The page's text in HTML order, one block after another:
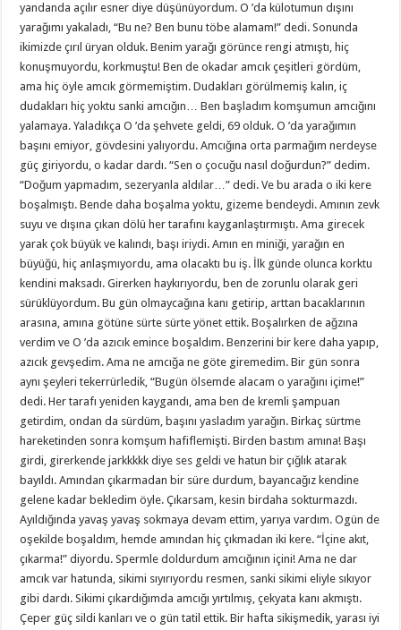
yandanda açılır esner diye düşünüyordum. O ’da külotumun dışını
yarağımı yakaladı, “Bu ne? Ben bunu töbe alamam!” dedi. Sonunda
ikimizde çırıl üryan olduk. Benim yarağı görünce rengi atmıştı, hiç
konuşmuyordu, korkmuştu! Ben de okadar amcık çeşitleri gördüm,
ama hiç öyle amcık görmemiştim. Dudakları görülmemiş kalın, iç
dudakları hiç yoktu sanki amcığın… Ben başladım komşumun amcığını
yalamaya. Yaladıkça O ’da şehvete geldi, 69 olduk. O ’da yarağımın
başını emiyor, gövdesini yalıyordu. Amcığına orta parmağım nerdeyse
güç giriyordu, o kadar dardı. “Sen o çocuğu nasıl doğurdun?” dedim.
“Doğum yapmadım, sezeryanla aldılar…” dedi. Ve bu arada o iki kere
boşalmıştı. Bende daha boşalma yoktu, gizeme bendeydi. Amının zevk
suyu ve dışına çıkan dölü her tarafını kayganlaştırmıştı. Ama girecek
yarak çok büyük ve kalındı, başı iriydi. Amın en miniği, yarağın en
büyüğü, hiç anlaşmıyordu, ama olacaktı bu iş. İlk günde olunca korktu
kendini maksadı. Girerken haykırıyordu, ben de zorunlu olarak geri
sürüklüyordum. Bu gün olmaycağına kanı getirip, arttan bacaklarının
arasına, amına götüne sürte sürte yönet ettik. Boşalırken de ağzına
verdim ve O ’da azıcık emince boşaldım. Benzerini bir kere daha yapıp,
azıcık gevşedim. Ama ne amcığa ne göte giremedim. Bir gün sonra
aynı şeyleri tekerrürledik, “Bugün ölsemde alacam o yarağını içime!”
dedi. Her tarafı yeniden kaygandı, ama ben de kremli şampuan
getirdim, ondan da sürdüm, başını yasladım yarağın. Birkaç sürtme
hareketinden sonra komşum hafiflemişti. Birden bastım amına! Başı
girdi, girerkende jarkkkkk diye ses geldi ve hatun bir çığlık atarak
bayıldı. Amından çıkarmadan bir süre durdum, bayancağız kendine
gelene kadar bekledim öyle. Çıkarsam, kesin birdaha sokturmazdı.
Ayıldığında yavaş yavaş sokmaya devam ettim, yarıya vardım. Ogün de
oşekilde boşaldım, hemde amından hiç çıkmadan iki kere. “İçine akıt,
çıkarma!” diyordu. Spermle doldurdum amcığının içini! Ama ne dar
amcık var hatunda, sikimi sıyırıyordu resmen, sanki sikimi eliyle sıkıyor
gibi dardı. Sikimi çıkardığımda amcığı yırtılmış, çekyata kanı akmıştı.
Çeper güç sildi kanları ve o gün tatil ettik. Bir hafta sikişmedik, yarası iyi